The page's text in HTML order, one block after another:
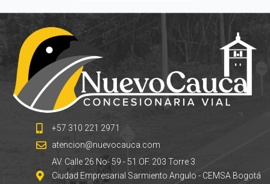
+57 310 221 2971
atencion@nuevocauca.com
AV. Calle 26 No- 59 - 51 OF. 203 Torre 3
Ciudad Empresarial Sarmiento Angulo - CEMSA Bogotá